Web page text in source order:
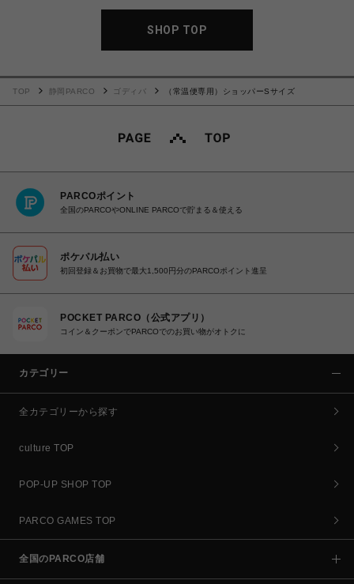
SHOP TOP
TOP 静岡PARCO ゴディバ （常温便専用）ショッパーSサイズ
PARCOポイント
全国のPARCOやONLINE PARCOで貯まる＆使える
ポケパル払い
初回登録＆お買物で最大1,500円分のPARCOポイント進呈
POCKET PARCO（公式アプリ）
コイン＆クーポンでPARCOでのお買い物がオトクに
カテゴリー
全カテゴリーから探す
culture TOP
POP-UP SHOP TOP
PARCO GAMES TOP
全国のPARCO店舗